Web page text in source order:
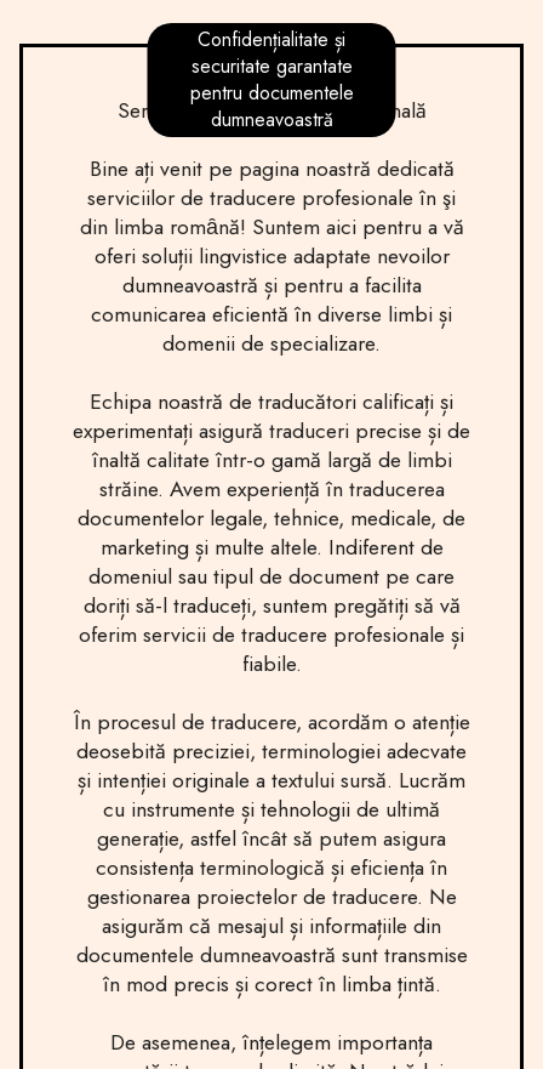
Confidențialitate și
securitate garantate
pentru documentele
dumneavoastră
Servicii de Traducere Profesională
Bine ați venit pe pagina noastră dedicată
serviciilor de traducere profesionale în şi
din limba romȃnă! Suntem aici pentru a vă
oferi soluții lingvistice adaptate nevoilor
dumneavoastră și pentru a facilita
comunicarea eficientă în diverse limbi și
domenii de specializare.
Echipa noastră de traducători calificați și
experimentați asigură traduceri precise și de
înaltă calitate într-o gamă largă de limbi
străine. Avem experiență în traducerea
documentelor legale, tehnice, medicale, de
marketing și multe altele. Indiferent de
domeniul sau tipul de document pe care
doriți să-l traduceți, suntem pregătiți să vă
oferim servicii de traducere profesionale și
fiabile.
În procesul de traducere, acordăm o atenție
deosebită preciziei, terminologiei adecvate
și intenției originale a textului sursă. Lucrăm
cu instrumente și tehnologii de ultimă
generație, astfel încât să putem asigura
consistența terminologică și eficiența în
gestionarea proiectelor de traducere. Ne
asigurăm că mesajul și informațiile din
documentele dumneavoastră sunt transmise
în mod precis și corect în limba țintă.
De asemenea, înțelegem importanța